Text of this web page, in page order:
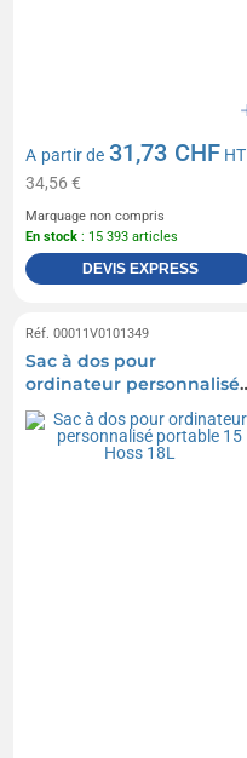
A partir de31,73 CHF HT
34,56 €
Marquage non compris
En stock : 15 393 articles
DEVIS EXPRESS
Réf. 00011V0101349
Sac à dos pour
ordinateur personnalisé
portable 15 Hoss 18L